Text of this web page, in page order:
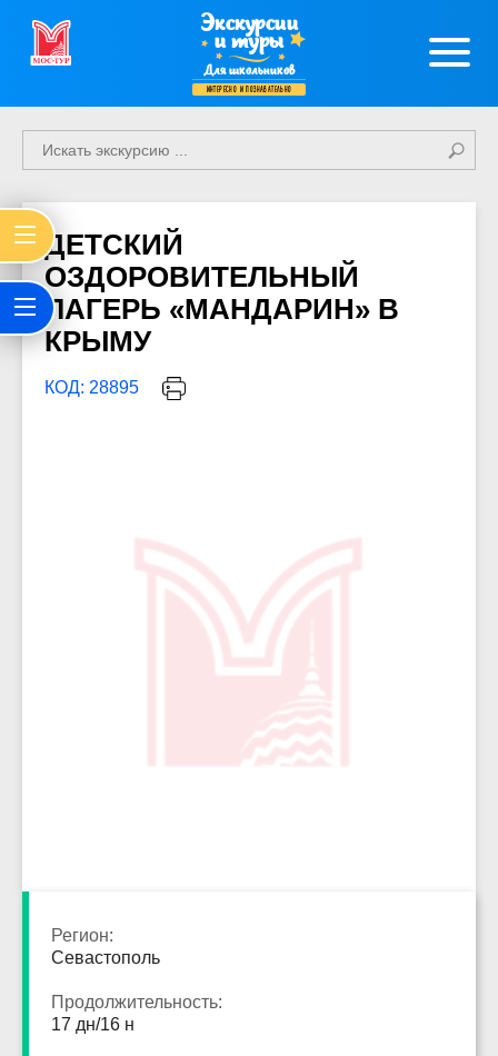
Экскурсии
и туры
Для школьников
интересно и познавательно
ДЕТСКИЙ
ОЗДОРОВИТЕЛЬНЫЙ
ЛАГЕРЬ «МАНДАРИН» В
КРЫМУ
КОД: 28895
Регион:
Севастополь
Продолжительность:
17 дн/16 н